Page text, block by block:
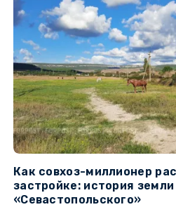
Как совхоз-миллионер
застройке: история земли
«Севастопольского»